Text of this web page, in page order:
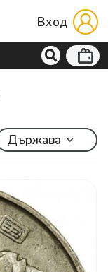
Вход
Държава